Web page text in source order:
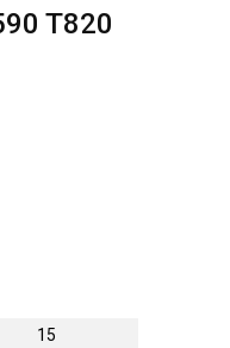
T820
15